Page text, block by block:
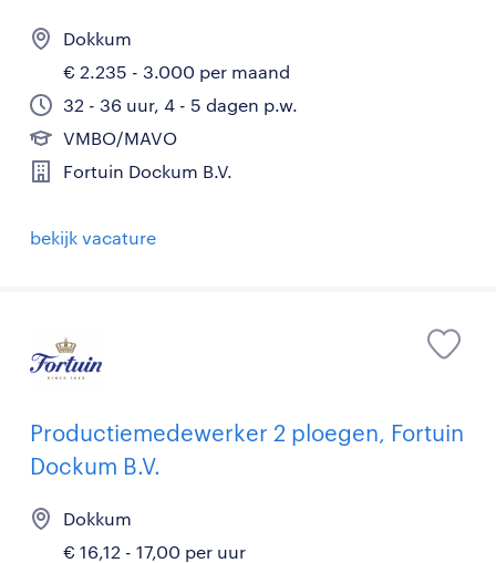
Dokkum
€ 2.235 - 3.000 per maand
32 - 36 uur, 4 - 5 dagen p.w.
VMBO/MAVO
Fortuin Dockum B.V.
bekijk vacature
Productiemedewerker 2 ploegen, Fortuin
Dockum B.V.
Dokkum
€ 16,12 - 17,00 per uur